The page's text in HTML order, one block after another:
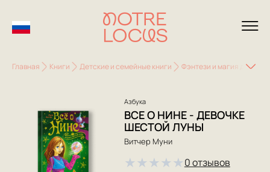
Главная Книги Детские и семейные книги Фэнтези и магия для
Азбука
ВСЕ О НИНЕ - ДЕВОЧКЕ
ШЕСТОЙ ЛУНЫ
Витчер Муни
★★★★★0 отзывов